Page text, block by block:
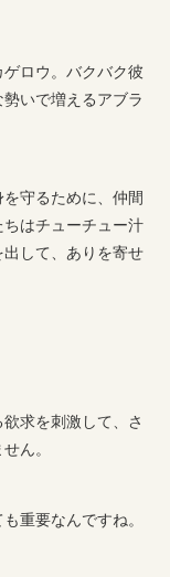
ロウ。バクバク彼
いで増えるアブラ
守るために、仲間
はチューチュー汁
して、ありを寄せ
求を刺激して、さ
ん。
重要なんですね。